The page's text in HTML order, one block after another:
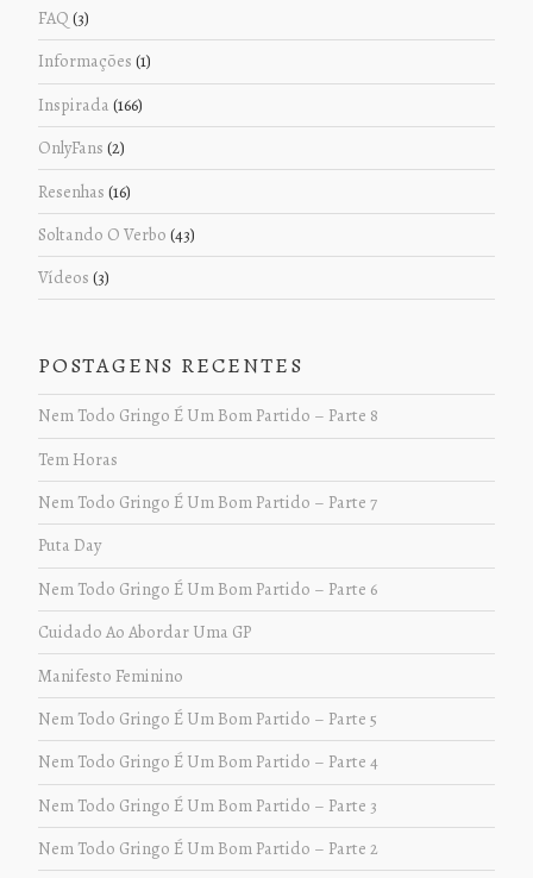
FAQ (3)
Informações (1)
Inspirada (166)
OnlyFans (2)
Resenhas (16)
Soltando O Verbo (43)
Vídeos (3)
POSTAGENS RECENTES
Nem Todo Gringo É Um Bom Partido – Parte 8
Tem Horas
Nem Todo Gringo É Um Bom Partido – Parte 7
Puta Day
Nem Todo Gringo É Um Bom Partido – Parte 6
Cuidado Ao Abordar Uma GP
Manifesto Feminino
Nem Todo Gringo É Um Bom Partido – Parte 5
Nem Todo Gringo É Um Bom Partido – Parte 4
Nem Todo Gringo É Um Bom Partido – Parte 3
Nem Todo Gringo É Um Bom Partido – Parte 2